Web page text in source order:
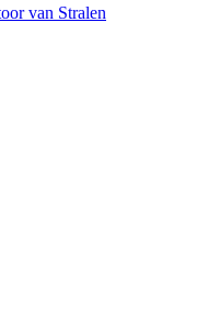
van Stralen